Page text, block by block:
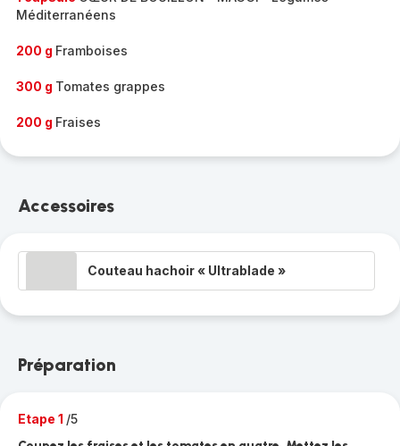
Méditerranéens
200 g Framboises
300 g Tomates grappes
200 g Fraises
Accessoires
Couteau hachoir « Ultrablade »
Préparation
Etape 1 /5